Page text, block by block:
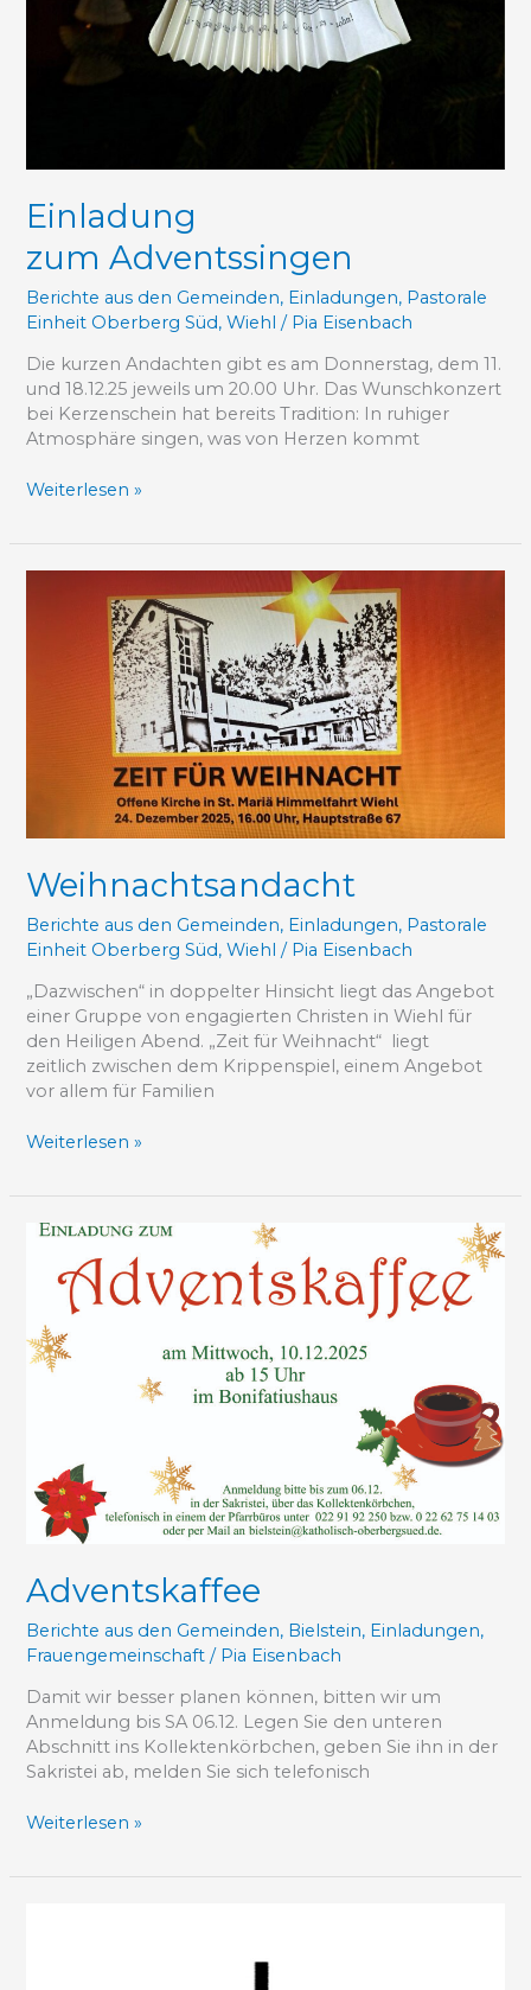
Einladung
zum Adventssingen
Berichte aus den Gemeinden, Einladungen, Pastorale
Einheit Oberberg Süd,Wiehl / Pia Eisenbach
Die kurzen Andachten gibt es am Donnerstag, dem 11.
und 18.12.25 jeweils um 20.00 Uhr. Das Wunschkonzert
bei Kerzenschein hat bereits Tradition: In ruhiger
Atmosphäre singen, was von Herzen kommt
Weiterlesen »
Weihnachtsandacht
Berichte aus den Gemeinden, Einladungen, Pastorale
Einheit Oberberg Süd,Wiehl / Pia Eisenbach
„Dazwischen“ in doppelter Hinsicht liegt das Angebot
einer Gruppe von engagierten Christen in Wiehl für
den Heiligen Abend. „Zeit für Weihnacht“ liegt
zeitlich zwischen dem Krippenspiel, einem Angebot
vor allem für Familien
Weiterlesen »
Adventskaffee
Berichte aus den Gemeinden, Bielstein, Einladungen,
Frauengemeinschaft / Pia Eisenbach
Damit wir besser planen können, bitten wir um
Anmeldung bis SA 06.12. Legen Sie den unteren
Abschnitt ins Kollektenkörbchen, geben Sie ihn in der
Sakristei ab, melden Sie sich telefonisch
Adventskaffee
Weiterlesen »